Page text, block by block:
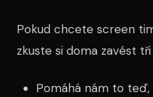
Pokud chcete screen
zkuste si doma zavést
Pomáhá nám to